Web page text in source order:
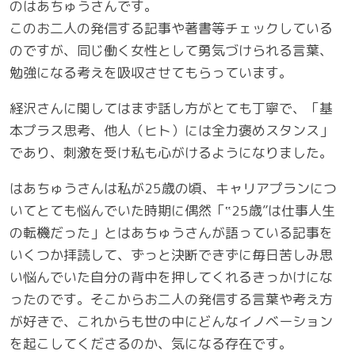
のはあちゅうさんです。
このお二人の発信する記事や著書等チェックしている
のですが、同じ働く女性として勇気づけられる言葉、
勉強になる考えを吸収させてもらっています。
経沢さんに関してはまず話し方がとても丁寧で、「基
本プラス思考、他人（ヒト）には全力褒めスタンス」
であり、刺激を受け私も心がけるようになりました。
はあちゅうさんは私が25歳の頃、キャリアプランにつ
いてとても悩んでいた時期に偶然「‟25歳”は仕事人生
の転機だった」とはあちゅうさんが語っている記事を
いくつか拝読して、ずっと決断できずに毎日苦しみ思
い悩んでいた自分の背中を押してくれるきっかけにな
ったのです。そこからお二人の発信する言葉や考え方
が好きで、これからも世の中にどんなイノベーション
を起こしてくださるのか、気になる存在です。